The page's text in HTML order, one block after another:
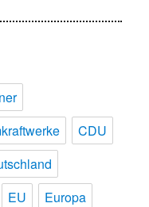
CDU
EU
Europa